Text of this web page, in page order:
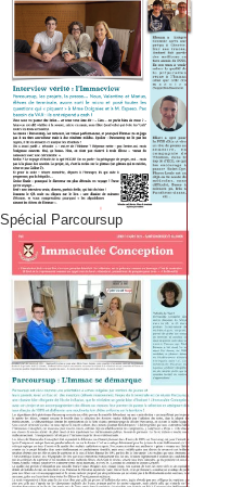
Spécial Parcoursup